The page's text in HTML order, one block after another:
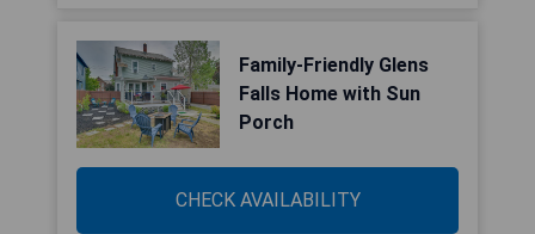
Family-Friendly Glens
Falls Home with Sun
Porch
CHECK AVAILABILITY